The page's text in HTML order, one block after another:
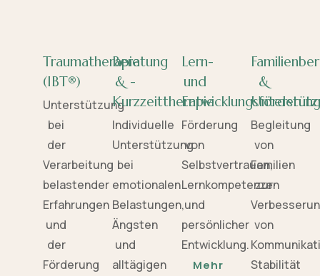
Traumatherapie
(IBT®)
Unterstützung
bei
der
Verarbeitung
belastender
Erfahrungen
und
der
Förderung
Beratung
& -
Kurzzeittherapie
Individuelle
Unterstützung
bei
emotionalen
Belastungen,
Ängsten
und
alltägigen
Lern-
und
Entwicklungsförderung
Förderung
von
Selbstvertrauen,
Lernkompetenzen
und
persönlicher
Entwicklung.
Mehr
&
Begleitung
von
Familien
zur
von
Stabilität